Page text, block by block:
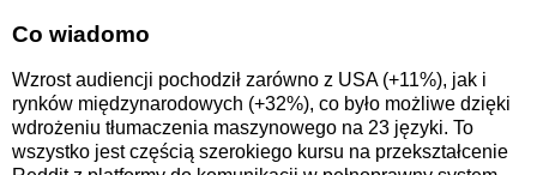
Co wiadomo
Wzrost audiencji pochodził zarówno z USA (+11%), jak i
rynków międzynarodowych (+32%), co było możliwe dzięki
wdrożeniu tłumaczenia maszynowego na 23 języki. To
wszystko jest częścią szerokiego kursu na przekształcenie